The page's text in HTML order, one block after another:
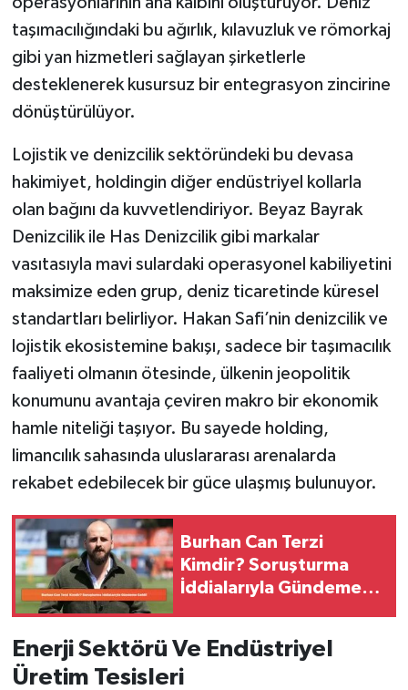
taşımacılığındaki bu ağırlık, kılavuzluk ve römorkaj
gibi yan hizmetleri sağlayan şirketlerle
desteklenerek kusursuz bir entegrasyon zincirine
dönüştürülüyor.
Lojistik ve denizcilik sektöründeki bu devasa
hakimiyet, holdingin diğer endüstriyel kollarla
olan bağını da kuvvetlendiriyor. Beyaz Bayrak
Denizcilik ile Has Denizcilik gibi markalar
vasıtasıyla mavi sulardaki operasyonel kabiliyetini
maksimize eden grup, deniz ticaretinde küresel
standartları belirliyor. Hakan Safi’nin denizcilik ve
lojistik ekosistemine bakışı, sadece bir taşımacılık
faaliyeti olmanın ötesinde, ülkenin jeopolitik
konumunu avantaja çeviren makro bir ekonomik
hamle niteliği taşıyor. Bu sayede holding,
limancılık sahasında uluslararası arenalarda
rekabet edebilecek bir güce ulaşmış bulunuyor.
Burhan Can Terzi
Kimdir? Soruşturma
İddialarıyla Gündeme
Enerji Sektörü Ve Endüstriyel
Üretim Tesisleri